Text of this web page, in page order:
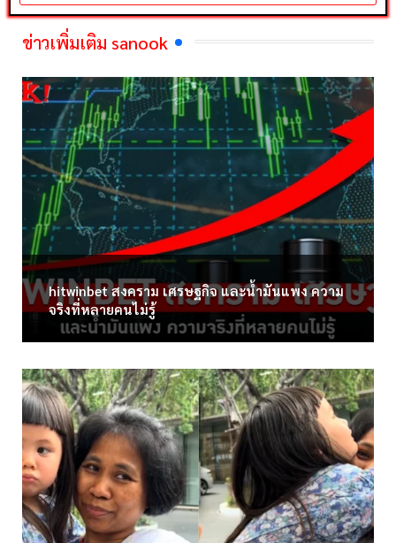
ข่าวเพิ่มเติม sanook
hitwinbet สงคราม เศรษฐกิจ และน้ำมันแพง ความ
จริงที่หลายคนไม่รู้